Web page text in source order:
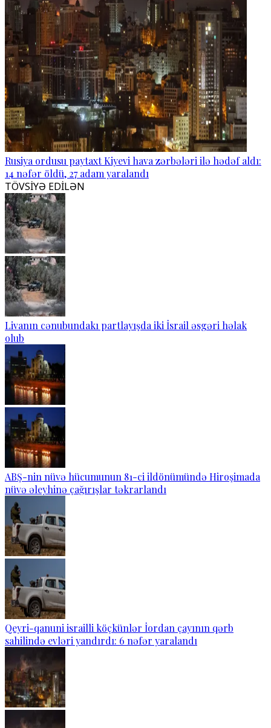
Rusiya ordusu paytaxt Kiyevi hava zərbələri ilə hədəf aldı:
14 nəfər öldü, 27 adam yaralandı
TÖVSİYƏ EDİLƏN
Livanın cənubundakı partlayışda iki İsrail əsgəri həlak
olub
ABŞ-nin nüvə hücumunun 81-ci ildönümündə Hiroşimada
nüvə əleyhinə çağırışlar təkrarlandı
Qeyri-qanuni israilli köçkünlər İordan çayının qərb
sahilində evləri yandırdı: 6 nəfər yaralandı